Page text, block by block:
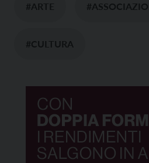
#ARTE
#CULTURA